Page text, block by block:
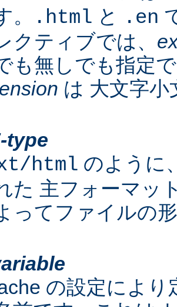
。
.html と .en
クティブでは、
も無しでも指定
は 大文字
type
html のように
た 主フォーマッ
ってファイルの
の設定によ